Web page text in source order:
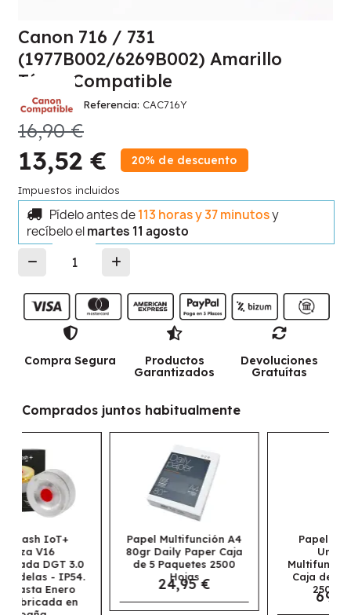
Canon 716 / 731
(1977B002/6269B002) Amarillo
Tóner Compatible
Referencia CAC716Y
16,90 €
13,52 € 20% de descuento
Impuestos incluidos
Pídelo antes de113 horas y 37 minutosy
recíbeloelmartes 11 agosto
Compra Segura
Productos
Garantizados
Devoluciones
Gratuítas
Comprados juntos habitualmente
Papel Multifunción A4
80gr Daily Paper Caja
de 5 Paquetes 2500
24,95 €
Papel Navigator
Universal
Multifunción A3 80gr
Caja de 5 Paquetes